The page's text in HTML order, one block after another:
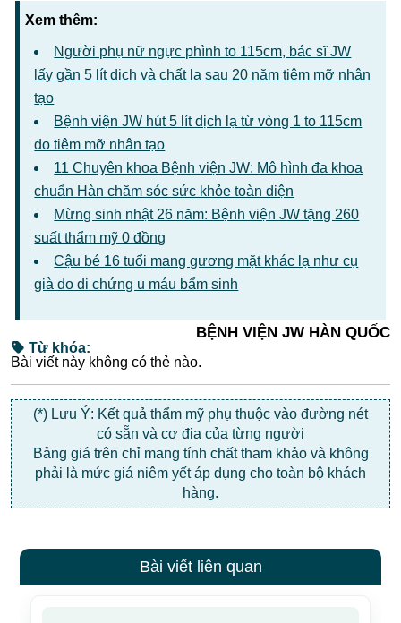
Xem thêm:
Người phụ nữ ngực phình to 115cm, bác sĩ JW
lấy gần 5 lít dịch và chất lạ sau 20 năm tiêm mỡ nhân
tạo
Bệnh viện JW hút 5 lít dịch lạ từ vòng 1 to 115cm
do tiêm mỡ nhân tạo
11 Chuyên khoa Bệnh viện JW: Mô hình đa khoa
chuẩn Hàn chăm sóc sức khỏe toàn diện
Mừng sinh nhật 26 năm: Bệnh viện JW tặng 260
suất thẩm mỹ 0 đồng
Cậu bé 16 tuổi mang gương mặt khác lạ như cụ
già do di chứng u máu bẩm sinh
BỆNH VIỆN JW HÀN QUỐC
Từ khóa:
Bài viết này không có thẻ nào.
(*) Lưu Ý: Kết quả thẩm mỹ phụ thuộc vào đường nét
có sẵn và cơ địa của từng người
Bảng giá trên chỉ mang tính chất tham khảo và không
phải là mức giá niêm yết áp dụng cho toàn bộ khách
hàng.
Bài viết liên quan